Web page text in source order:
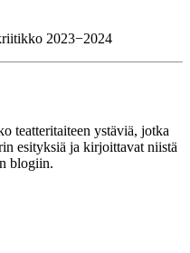
2023−2024
teatteritaiteen ystäviä, jotka
esityksiä ja kirjoittavat niistä
blogiin.